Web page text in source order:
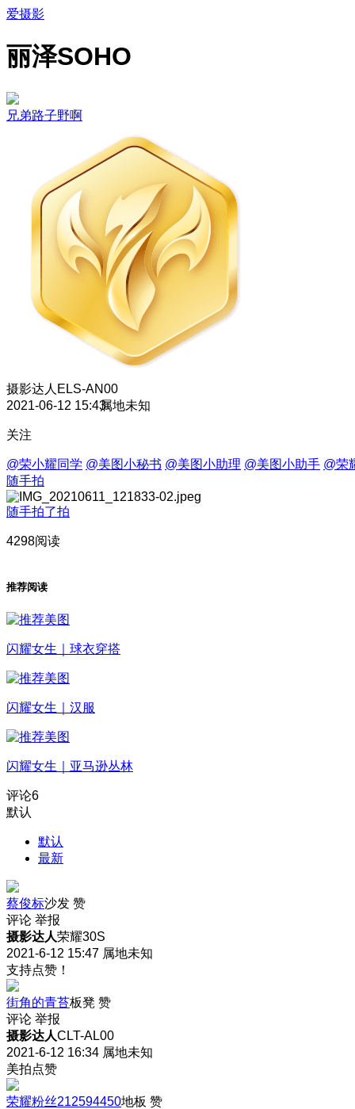
爱摄影
丽泽SOHO
兄弟路子野啊
摄影达人 ELS-AN00
2021-06-12 15:43属地未知
关注
@荣小耀同学 @美图小秘书 @美图小助理 @美图小助手 @荣
随手拍
随手拍了拍
4298阅读
推荐阅读
闪耀女生｜球衣穿搭
闪耀女生｜汉服
闪耀女生｜亚马逊丛林
评论6
默认
默认
最新
蔡俊标沙发 赞
评论 举报
摄影达人荣耀30S
2021-6-12 15:47 属地未知
支持点赞！
街角的青苔板凳 赞
评论 举报
摄影达人CLT-AL00
2021-6-12 16:34 属地未知
美拍点赞
荣耀粉丝212594450地板 赞